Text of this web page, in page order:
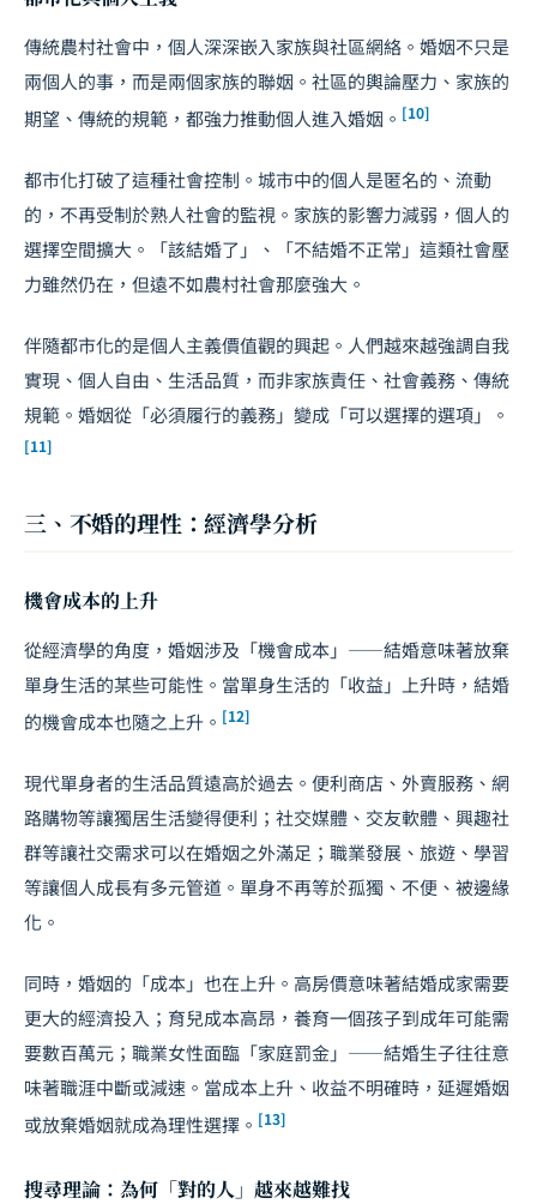
傳統農村社會中，個人深深嵌入家族與社區網絡。婚姻不只是
兩個人的事，而是兩個家族的聯姻。社區的輿論壓力、家族的
期望、傳統的規範，都強力推動個人進入婚姻。 [10]
都市化打破了這種社會控制。城市中的個人是匿名的、流動
的，不再受制於熟人社會的監視。家族的影響力減弱，個人的
選擇空間擴大。「該結婚了」、「不結婚不正常」這類社會壓
力雖然仍在，但遠不如農村社會那麼強大。
伴隨都市化的是個人主義價值觀的興起。人們越來越強調自我
實現、個人自由、生活品質，而非家族責任、社會義務、傳統
規範。婚姻從「必須履行的義務」變成「可以選擇的選項」。
[11]
三、不婚的理性：經濟學分析
機會成本的上升
從經濟學的角度，婚姻涉及「機會成本」——結婚意味著放棄
單身生活的某些可能性。當單身生活的「收益」上升時，結婚
的機會成本也隨之上升。 [12]
現代單身者的生活品質遠高於過去。便利商店、外賣服務、網
路購物等讓獨居生活變得便利；社交媒體、交友軟體、興趣社
群等讓社交需求可以在婚姻之外滿足；職業發展、旅遊、學習
等讓個人成長有多元管道。單身不再等於孤獨、不便、被邊緣
化。
同時，婚姻的「成本」也在上升。高房價意味著結婚成家需要
更大的經濟投入；育兒成本高昂，養育一個孩子到成年可能需
要數百萬元；職業女性面臨「家庭罰金」——結婚生子往往意
味著職涯中斷或減速。當成本上升、收益不明確時，延遲婚姻
或放棄婚姻就成為理性選擇。 [13]
搜尋理論：為何「對的人」越來越難找